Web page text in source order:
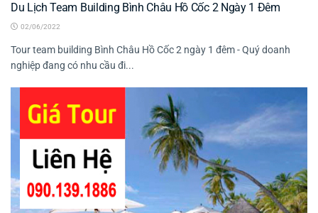
Du Lịch Team Building Bình Châu Hồ Cốc 2 Ngày 1 Đêm
02/06/2022
Tour team building Bình Châu Hồ Cốc 2 ngày 1 đêm - Quý doanh
nghiệp đang có nhu cầu đi...